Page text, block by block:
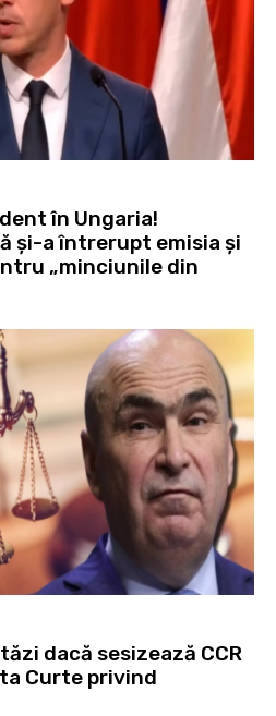
în Ungaria!
și-a întrerupt emisia și
„minciunile din
dacă sesizează CCR
Curte privind